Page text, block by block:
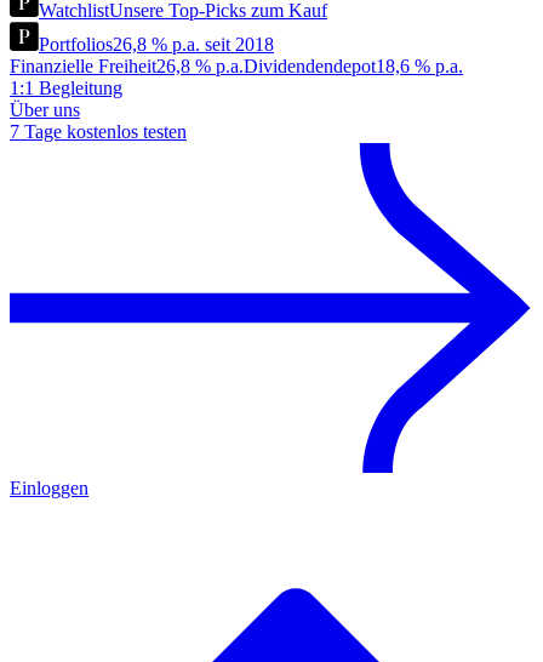
WatchlistUnsere Top-Picks zum Kauf
Portfolios26,8 % p.a. seit 2018
Finanzielle Freiheit26,8 % p.a.Dividendendepot18,6 % p.a.
1:1 Begleitung
Über uns
7 Tage kostenlos testen
Einloggen